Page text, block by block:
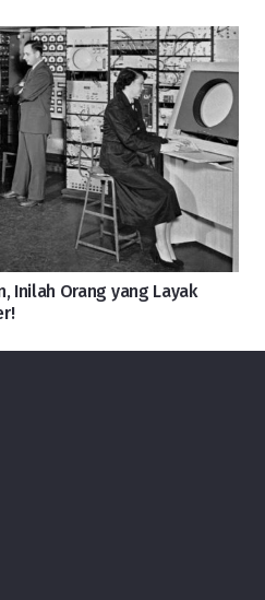
Inilah Orang yang Layak